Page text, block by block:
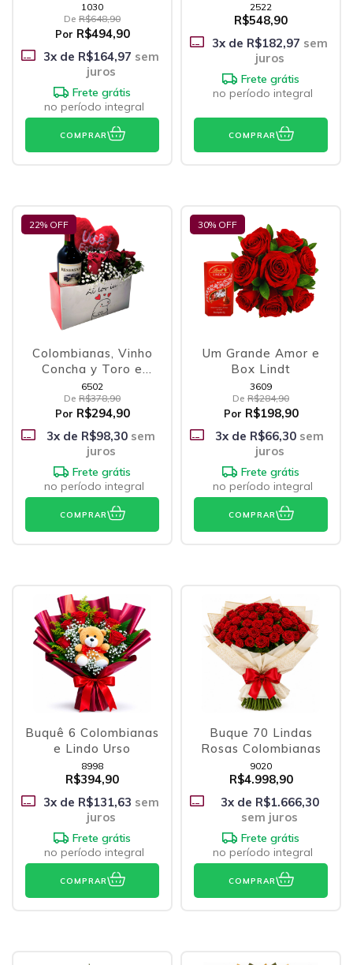
1030
De R$648,90
Por R$494,90
3x de R$164,97 sem
juros
Frete grátis
no período integral
COMPRAR
2522
R$548,90
3x de R$182,97 sem
juros
Frete grátis
no período integral
COMPRAR
22% OFF
Colombianas, Vinho
Concha y Toro e
Coração
6502
De R$378,90
Por R$294,90
3x de R$98,30 sem
juros
Frete grátis
no período integral
COMPRAR
30% OFF
Um Grande Amor e
Box Lindt
3609
De R$284,90
Por R$198,90
3x de R$66,30 sem
juros
Frete grátis
no período integral
COMPRAR
Buquê 6 Colombianas
e Lindo Urso
8998
R$394,90
3x de R$131,63 sem
juros
Frete grátis
no período integral
COMPRAR
Buque 70 Lindas
Rosas Colombianas
9020
R$4.998,90
3x de R$1.666,30
sem juros
Frete grátis
no período integral
COMPRAR